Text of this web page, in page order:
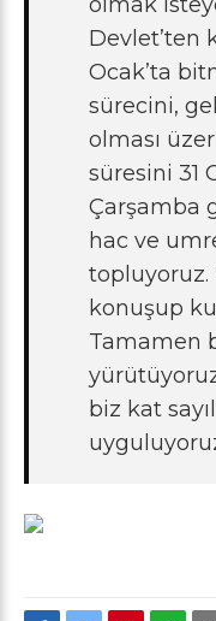
Devlet’ten
Ocak’ta
sürecini,
olması
süresini 31
Çarşamba
hac ve
topluyoruz.
konuşup
Tamamen
biz kat